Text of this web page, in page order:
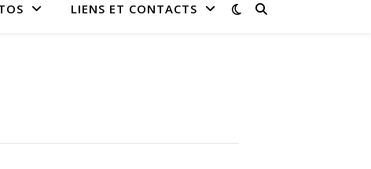
LIENS ET CONTACTS